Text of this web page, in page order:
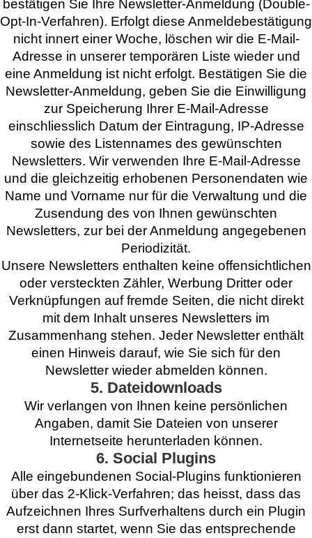
bestätigen Sie Ihre Newsletter-Anmeldung (Double-
Opt-In-Verfahren). Erfolgt diese Anmeldebestätigung
nicht innert einer Woche, löschen wir die E-Mail-
Adresse in unserer temporären Liste wieder und
eine Anmeldung ist nicht erfolgt. Bestätigen Sie die
Newsletter-Anmeldung, geben Sie die Einwilligung
zur Speicherung Ihrer E-Mail-Adresse
einschliesslich Datum der Eintragung, IP-Adresse
sowie des Listennames des gewünschten
Newsletters. Wir verwenden Ihre E-Mail-Adresse
und die gleichzeitig erhobenen Personendaten wie
Name und Vorname nur für die Verwaltung und die
Zusendung des von Ihnen gewünschten
Newsletters, zur bei der Anmeldung angegebenen
Periodizität.
Unsere Newsletters enthalten keine offensichtlichen
oder versteckten Zähler, Werbung Dritter oder
Verknüpfungen auf fremde Seiten, die nicht direkt
mit dem Inhalt unseres Newsletters im
Zusammenhang stehen. Jeder Newsletter enthält
einen Hinweis darauf, wie Sie sich für den
Newsletter wieder abmelden können.
5. Dateidownloads
Wir verlangen von Ihnen keine persönlichen
Angaben, damit Sie Dateien von unserer
Internetseite herunterladen können.
6. Social Plugins
Alle eingebundenen Social-Plugins funktionieren
über das 2-Klick-Verfahren; das heisst, dass das
Aufzeichnen Ihres Surfverhaltens durch ein Plugin
erst dann startet, wenn Sie das entsprechende